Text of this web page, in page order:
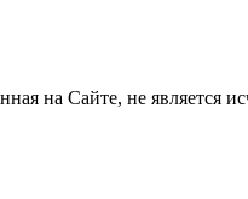
на Сайте, не является